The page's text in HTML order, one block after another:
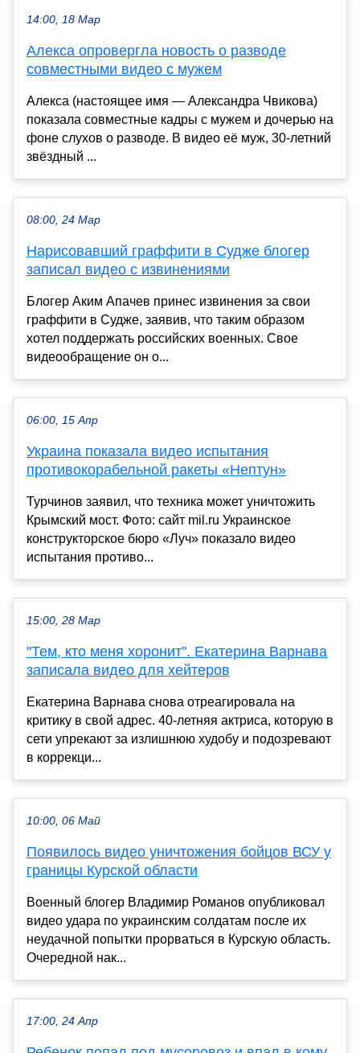
14:00, 18 Мар
Алекса опровергла новость о разводе
совместными видео с мужем
Алекса (настоящее имя — Александра Чвикова)
показала совместные кадры с мужем и дочерью на
фоне слухов о разводе. В видео её муж, 30-летний
звёздный ...
08:00, 24 Мар
Нарисовавший граффити в Судже блогер
записал видео с извинениями
Блогер Аким Апачев принес извинения за свои
граффити в Судже, заявив, что таким образом
хотел поддержать российских военных. Свое
видеообращение он о...
06:00, 15 Апр
Украина показала видео испытания
противокорабельной ракеты «Нептун»
Турчинов заявил, что техника может уничтожить
Крымский мост. Фото: сайт mil.ru Украинское
конструкторское бюро «Луч» показало видео
испытания противо...
15:00, 28 Мар
"Тем, кто меня хоронит". Екатерина Варнава
записала видео для хейтеров
Екатерина Варнава снова отреагировала на
критику в свой адрес. 40-летняя актриса, которую в
сети упрекают за излишнюю худобу и подозревают
в коррекци...
10:00, 06 Май
Появилось видео уничтожения бойцов ВСУ у
границы Курской области
Военный блогер Владимир Романов опубликовал
видео удара по украинским солдатам после их
неудачной попытки прорваться в Курскую область.
Очередной нак...
17:00, 24 Апр